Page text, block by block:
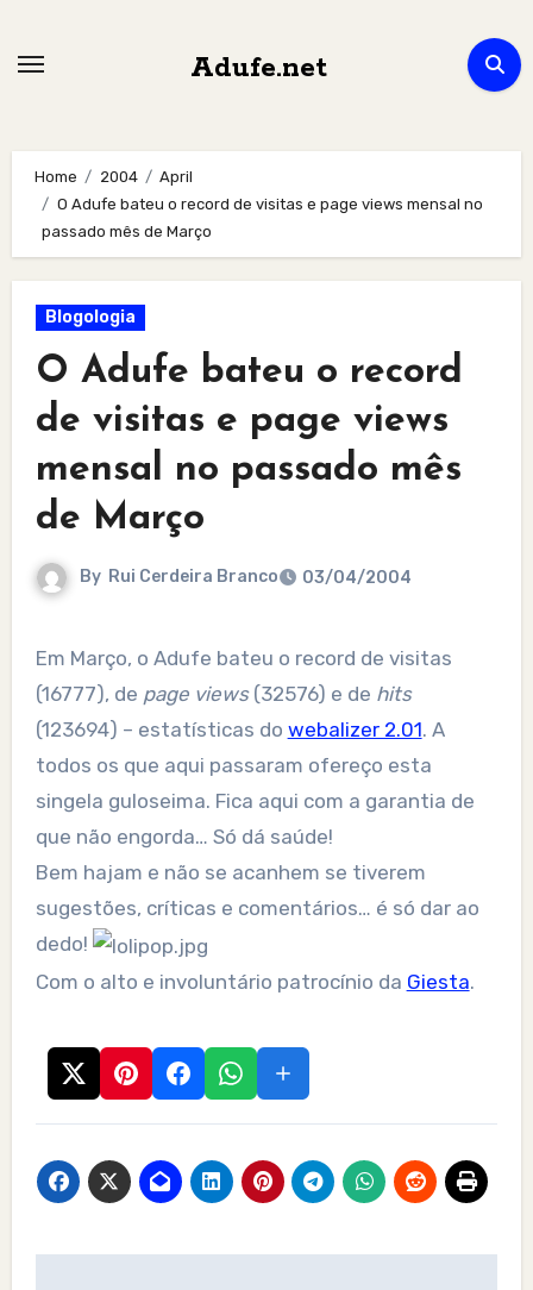
Adufe.net
Home 2004
April
O Adufe bateu o record de visitas e page views mensal no
passado mês de Março
Blogologia
O Adufe bateu o record
de visitas e page views
mensal no passado mês
de Março
By Rui Cerdeira Branco 03/04/2004
Em Março, o Adufe bateu o record de visitas
(16777), de page views(32576) e de hits
(123694) – estatísticas do webalizer 2.01. A
todos os que aqui passaram ofereço esta
singela guloseima. Fica aqui com a garantia de
que não engorda… Só dá saúde!
Bem hajam e não se acanhem se tiverem
sugestões, críticas e comentários… é só dar ao
dedo!
Com o alto e involuntário patrocínio da Giesta.